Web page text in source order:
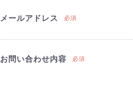
メールアドレス 必須
お問い合わせ内容 必須